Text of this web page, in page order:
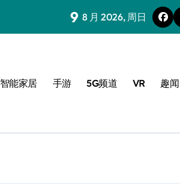
9 8 月 2026, 周日
智能家居 手游 5G频道 VR 趣闻